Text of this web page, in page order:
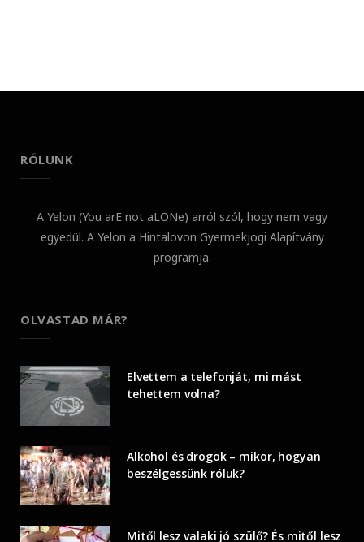
RÓLUNK
A Yelon (You arE not aLONe) arról szól, hogy nem vagy
egyedül. A Yelon a Hintalovon Gyermekjogi Alapítvány
programja.
OLVASTAD MÁR?
Elvettem a telefonját, mi mást
tehettem volna?
Alkohol és drogok – mikor, hogyan
beszélgessünk róluk?
Mitől lesz valaki jó szülő? És mitől lesz